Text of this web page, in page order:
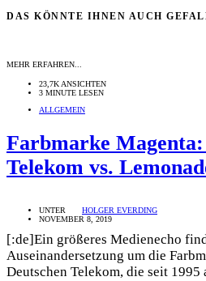
DAS KÖNNTE IHNEN AUCH
MEHR ERFAHREN...
23,7K ANSICHTEN
3 MINUTE LESEN
ALLGEMEIN
Farbmarke Magenta:
Telekom vs.
UNTER
HOLGER EVERDING
NOVEMBER 8, 2019
[:de]Ein größeres Medienecho
Auseinandersetzung um die
Deutschen Telekom, die seit